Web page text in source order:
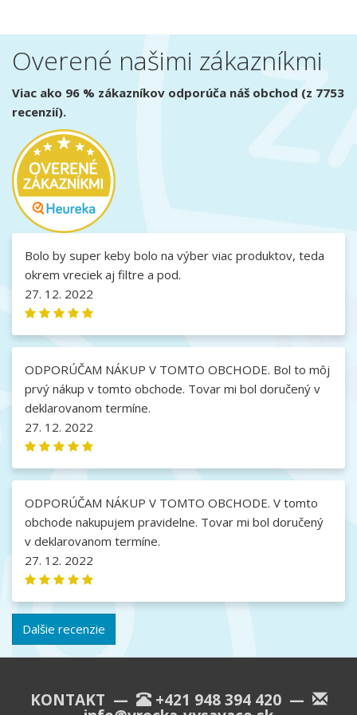
Overené našimi zákazníkmi
Viac ako 96 % zákazníkov odporúča náš obchod (z 7753
recenzií).
Bolo by super keby bolo na výber viac produktov, teda
okrem vreciek aj filtre a pod.
27. 12. 2022
ODPORÚČAM NÁKUP V TOMTO OBCHODE. Bol to môj
prvý nákup v tomto obchode. Tovar mi bol doručený v
deklarovanom termíne.
27. 12. 2022
ODPORÚČAM NÁKUP V TOMTO OBCHODE. V tomto
obchode nakupujem pravidelne. Tovar mi bol doručený
v deklarovanom termíne.
27. 12. 2022
Dalšie recenzie
KONTAKT — +421 948 394 420—